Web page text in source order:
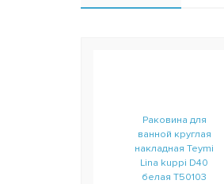
Раковина для
ванной круглая
накладная Teymi
Lina kuppi D40
белая T50103